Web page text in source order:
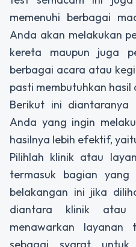
memenuhi berbagai
Anda akan melakukan
kereta maupun juga
berbagai acara atau
pasti membutuhkan hasil
Berikut ini
Anda yang ingin
hasilnya lebih efektif,
Pilihlah klinik atau
termasuk bagian
belakangan ini jika
diantara klinik atau
menawarkan layanan
sebagai syarat untuk